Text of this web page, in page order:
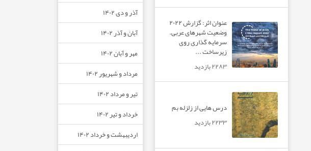
عنوان اثر: گزارش ۲۰۲۲
وضعیت شهرهای عربی.
سرمایه گذاری روی
زیرساخت ...
۲۲۸۳ بازدید
درس هایی از زلزله بم
۲۲۳۳ بازدید
آذر و دی ۱۴۰۲
آبان و آذر ۱۴۰۲
مهر و آبان ۱۴۰۲
مرداد و شهریور ۱۴۰۲
تیر و مرداد ۱۴۰۲
خرداد و تیر ۱۴۰۲
اردیبهشت و خرداد ۱۴۰۲